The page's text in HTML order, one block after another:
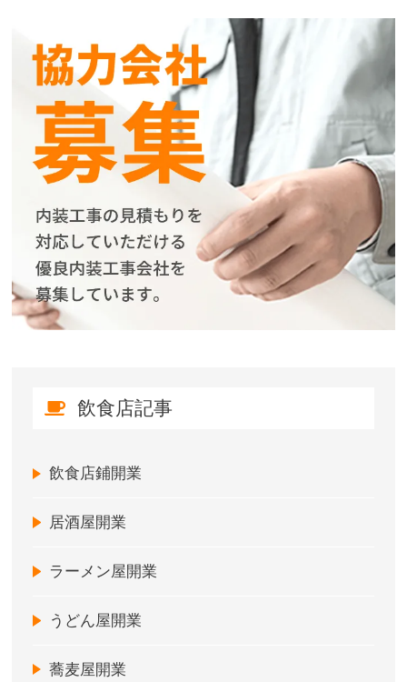
飲食店記事
飲食店鋪開業
居酒屋開業
ラーメン屋開業
うどん屋開業
蕎麦屋開業